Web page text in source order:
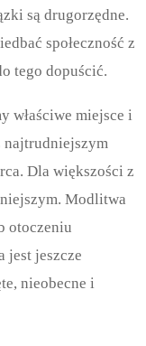
są drugorzędne.
społeczność z
tego dopuścić.
właściwe miejsce i
najtrudniejszym
Dla większości z
Modlitwa
otoczeniu
jest jeszcze
nieobecne i